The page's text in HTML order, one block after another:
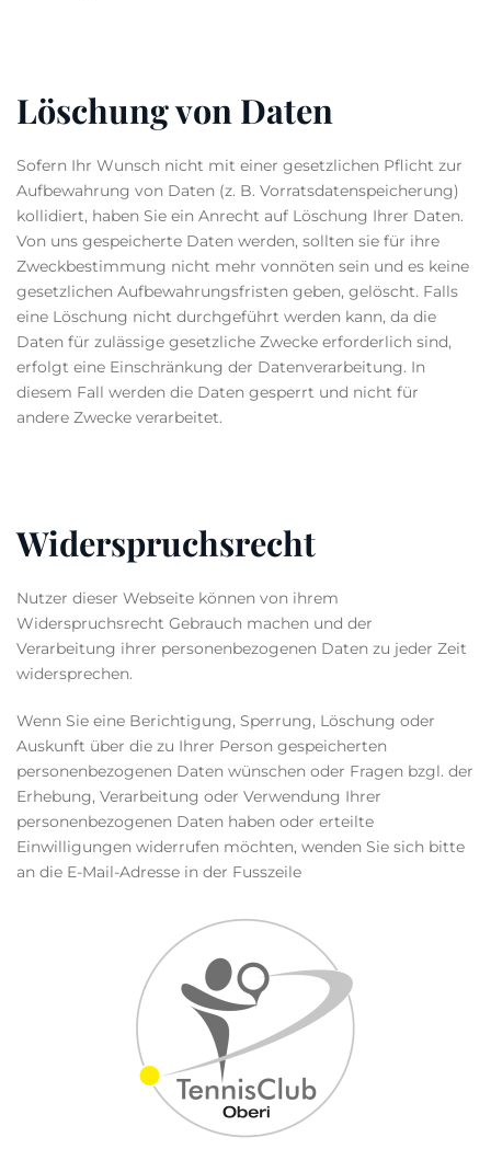
Löschung von Daten
Sofern Ihr Wunsch nicht mit einer gesetzlichen Pflicht zur
Aufbewahrung von Daten (z. B. Vorratsdatenspeicherung)
kollidiert, haben Sie ein Anrecht auf Löschung Ihrer Daten.
Von uns gespeicherte Daten werden, sollten sie für ihre
Zweckbestimmung nicht mehr vonnöten sein und es keine
gesetzlichen Aufbewahrungsfristen geben, gelöscht. Falls
eine Löschung nicht durchgeführt werden kann, da die
Daten für zulässige gesetzliche Zwecke erforderlich sind,
erfolgt eine Einschränkung der Datenverarbeitung. In
diesem Fall werden die Daten gesperrt und nicht für
andere Zwecke verarbeitet.
Widerspruchsrecht
Nutzer dieser Webseite können von ihrem
Widerspruchsrecht Gebrauch machen und der
Verarbeitung ihrer personenbezogenen Daten zu jeder Zeit
widersprechen.
Wenn Sie eine Berichtigung, Sperrung, Löschung oder
Auskunft über die zu Ihrer Person gespeicherten
personenbezogenen Daten wünschen oder Fragen bzgl. der
Erhebung, Verarbeitung oder Verwendung Ihrer
personenbezogenen Daten haben oder erteilte
Einwilligungen widerrufen möchten, wenden Sie sich bitte
an die E-Mail-Adresse in der Fusszeile